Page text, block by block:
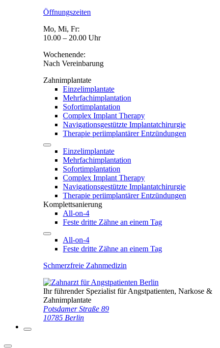
Öffnungszeiten
Mo, Mi, Fr:
10.00 – 20.00 Uhr
Wochenende:
Nach Vereinbarung
Zahnimplantate
Einzelimplantate
Mehrfachimplantation
Sofortimplantation
Complex Implant Therapy
Navigationsgestützte Implantatchirurgie
Therapie periimplantärer Entzündungen
Einzelimplantate
Mehrfachimplantation
Sofortimplantation
Complex Implant Therapy
Navigationsgestützte Implantatchirurgie
Therapie periimplantärer Entzündungen
Komplettsanierung
All-on-4
Feste dritte Zähne an einem Tag
All-on-4
Feste dritte Zähne an einem Tag
Schmerzfreie Zahnmedizin
Ihr führender Spezialist für Angstpatienten, Narkose &
Zahnimplantate
Potsdamer Straße 89
10785 Berlin